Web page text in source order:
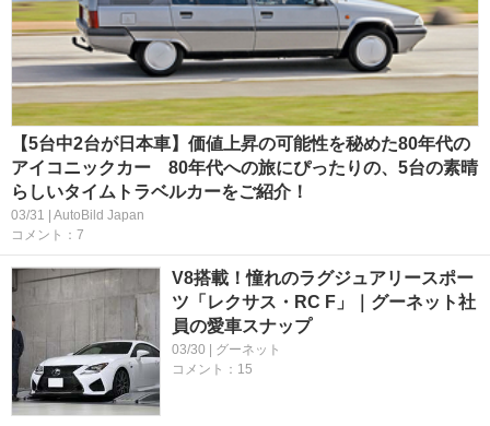
【5台中2台が日本車】価値上昇の可能性を秘めた80年代の
アイコニックカー 80年代への旅にぴったりの、5台の素晴
らしいタイムトラベルカーをご紹介！
03/31 | AutoBild Japan
コメント：7
V8搭載！憧れのラグジュアリースポー
ツ「レクサス・RC F」｜グーネット社
員の愛車スナップ
03/30 | グーネット
コメント：15